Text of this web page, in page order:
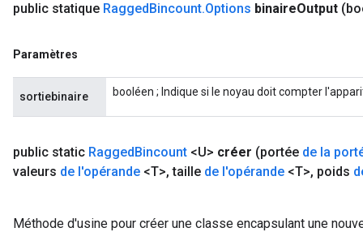
public statique RaggedBincount.Options binaireOutput
Paramètres
sortiebinaire booléen ; Indique si le noyau doit compter
public static RaggedBincount <U> créer (portée de la
valeurs de l'opérande <T>, taille de l'opérande <T>, poids
Méthode d'usine pour créer une classe encapsulant une